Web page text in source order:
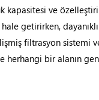
kapasitesi ve
getirirken,
filtrasyon sistemi
herhangi bir alanın